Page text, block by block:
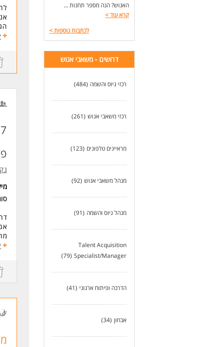
האנוש? הנה מספר תחנות ...
קרא עוד>
לכתבות נוספות>
דרושים - משאבי אנוש
רכזי גיוס והשמה (484)
רכזי משאבי אנוש (261)
מראיינים טלפונים (123)
מנהל משאבי אנוש (92)
מנהל גיוס והשמה (91)
Talent Acquisition
Specialist/Manager
(79)
הדרכה ופיתוח ארגוני (41)
אבחון (34)
*